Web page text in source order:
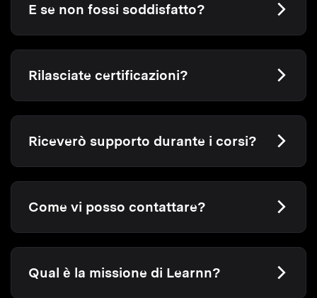
E se non fossi soddisfatto?
Rilasciate certificazioni?
Riceverò supporto durante i corsi?
Come vi posso contattare?
Qual è la missione di Learnn?